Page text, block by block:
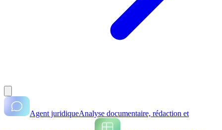
Agent juridiqueAnalyse documentaire, rédaction et